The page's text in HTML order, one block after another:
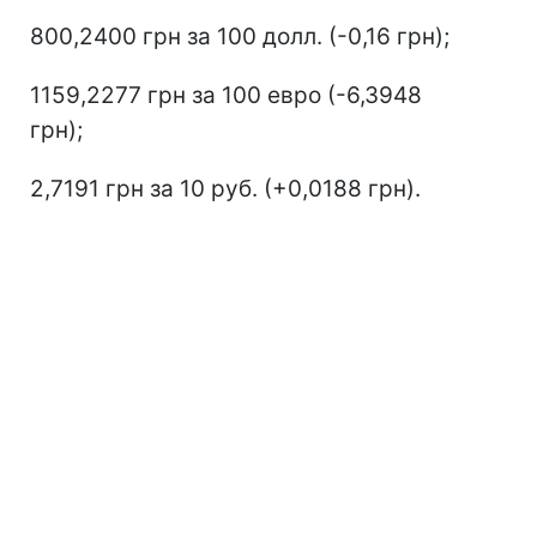
800,2400 грн за 100 долл. (-0,16 грн);
1159,2277 грн за 100 евро (-6,3948
грн);
2,7191 грн за 10 руб. (+0,0188 грн).